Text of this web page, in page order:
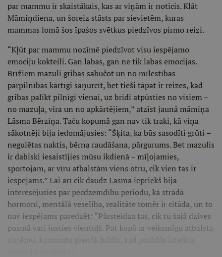
par mammu ir skaistākais, kas ar viņām ir noticis. Klāt
Māmiņdiena, un šoreiz stāsts par sievietēm, kuras
mammas lomā šos īpašos svētkus piedzīvos pirmo reizi.
“Kļūt par mammu nozīmē piedzīvot visu iespējamo
emociju kokteili. Gan labas, gan ne tik labas emocijas.
Brīžiem mazuli gribas sabučot un no mīlestības
pārpilnības kārtīgi saņurcīt, bet tieši tāpat ir reizes, kad
gribas palikt pilnīgi vienai, uz brīdi atpūsties no visiem –
no mazuļa, vīra un no apkārtējiem,” atzīst jaunā māmiņa
Lāsma Bērziņa. Taču kopumā gan nav tik traki, kā viņa
sākotnēji bija iedomājusies: “Šķita, ka būs sasodīti grūti –
negulētas naktis, bērna raudāšana, pārgurums. Bet mazulis
ir dabiski iesaistījies mūsu ikdienā – mīļojamies,
sportojam, ar vīru atbalstām viens otru, cik vien tas ir
iespējams.” Lai arī cik daudz Lāsma iepriekš bija
interesējusies par pēcdzemdību periodu, kā strādā
hormoni, mentālā veselība, realitāte tomēr ir citāda, un to
nav iespējams paredzēt: “Pārsteidza tas, cik tu šajā dzīves
posmā vari justies vientuļš. Pat kopā ar veiksmīgu atbalsta
sistēmu, komandu pienāk brīdis, kad parādās izteikta